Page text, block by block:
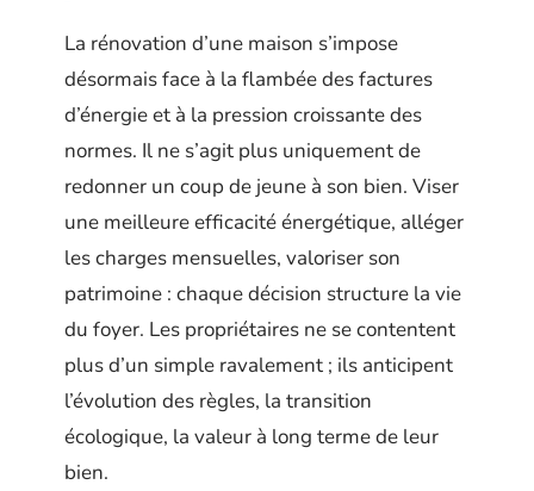
La rénovation d’une maison s’impose
désormais face à la flambée des factures
d’énergie et à la pression croissante des
normes. Il ne s’agit plus uniquement de
redonner un coup de jeune à son bien. Viser
une meilleure efficacité énergétique, alléger
les charges mensuelles, valoriser son
patrimoine : chaque décision structure la vie
du foyer. Les propriétaires ne se contentent
plus d’un simple ravalement ; ils anticipent
l’évolution des règles, la transition
écologique, la valeur à long terme de leur
bien.